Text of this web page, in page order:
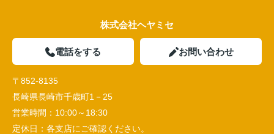
株式会社ヘヤミセ
電話をする お問い合わせ
〒852-8135
長崎県長崎市千歳町1－25
営業時間： 10:00～18:30
定休日： 各支店にご確認ください。